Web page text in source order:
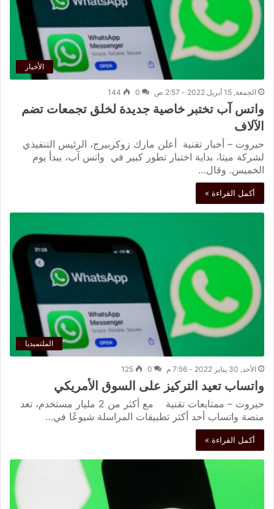
الأخبار
الجمعة, 15 أبريل 2022 - 2:57 ص 0
144
واتس آب تختبر خاصية جديدة لخلق تجمعات تضم
الآلاف
حيروت – أخبار تقنية أعلن مارك زوكربيرج، الرئيس التنفيذي
لشركة ميتا، بداية اختبار تطور كبير في واتس آب، يبدأ يوم
الخميس. وقال…
أكمل القراءة »
الملتميديا
الأحد, 30 يناير 2022 - 7:56 م 0
125
واتساب تعيد التركيز على السوق الأمريكي
حيروت – ممتابعات تقنية مع أكثر من 2 مليار مستخدم، تعد
منصة واتساب أحد أكثر تطبيقات المراسلة شيوعًا في…
أكمل القراءة »